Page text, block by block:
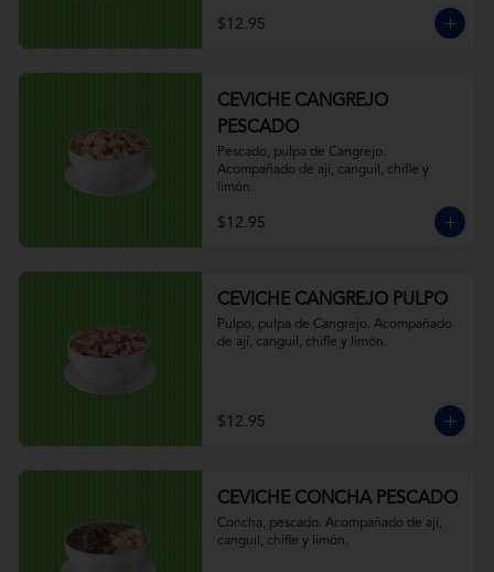
$12.95
CEVICHE CANGREJO
PESCADO
Pescado, pulpa de Cangrejo.
Acompañado de ají, canguil, chifle y
limón.
$12.95
CEVICHE CANGREJO PULPO
Pulpo, pulpa de Cangrejo. Acompañado
de ají, canguil, chifle y limón.
$12.95
CEVICHE CONCHA PESCADO
Concha, pescado. Acompañado de ají,
canguil, chifle y limón.